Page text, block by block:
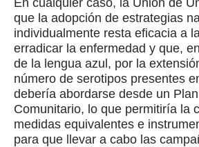
que la adopción de estrategias
individualmente resta eficacia a
erradicar la enfermedad y que,
de la lengua azul, por la
número de serotipos presentes
debería abordarse desde un
Comunitario, lo que permitiría la
medidas equivalentes e
para que llevar a cabo las